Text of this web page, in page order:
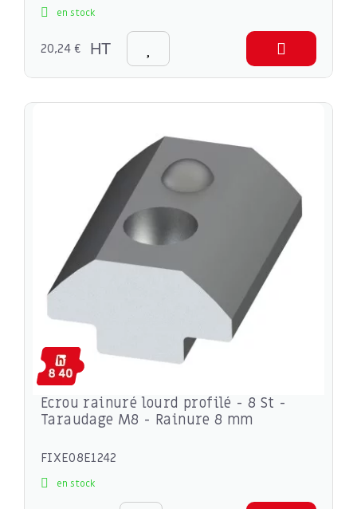
en stock
20,24 € HT
Ecrou rainuré lourd profilé - 8 St -
Taraudage M8 - Rainure 8 mm
FIXE08E1242
en stock